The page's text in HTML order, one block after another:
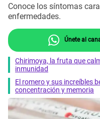
Conoce los síntomas
enfermedades.
Únete al
Chirimoya, la fruta que
inmunidad
El romero y sus increíbles
concentración y memoria